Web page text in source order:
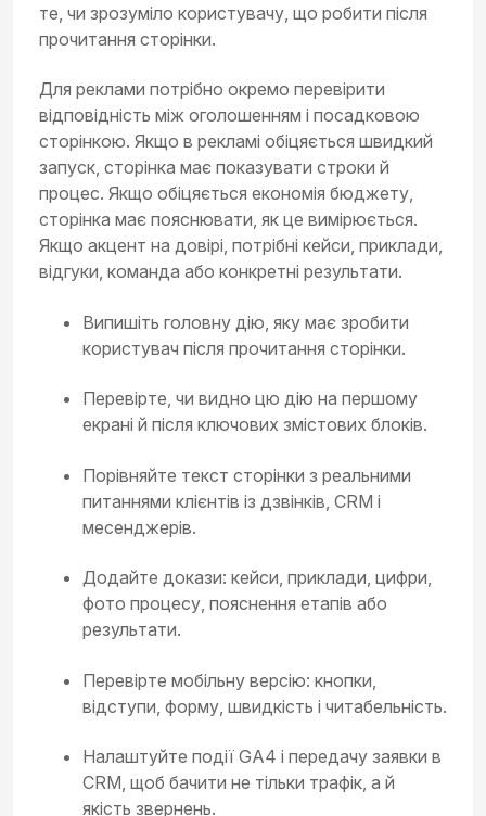
те, чи зрозуміло користувачу, що робити після
прочитання сторінки.
Для реклами потрібно окремо перевірити
відповідність між оголошенням і посадковою
сторінкою. Якщо в рекламі обіцяється швидкий
запуск, сторінка має показувати строки й
процес. Якщо обіцяється економія бюджету,
сторінка має пояснювати, як це вимірюється.
Якщо акцент на довірі, потрібні кейси, приклади,
відгуки, команда або конкретні результати.
Випишіть головну дію, яку має зробити
користувач після прочитання сторінки.
Перевірте, чи видно цю дію на першому
екрані й після ключових змістових блоків.
Порівняйте текст сторінки з реальними
питаннями клієнтів із дзвінків, CRM і
месенджерів.
Додайте докази: кейси, приклади, цифри,
фото процесу, пояснення етапів або
результати.
Перевірте мобільну версію: кнопки,
відступи, форму, швидкість і читабельність.
Налаштуйте події GA4 і передачу заявки в
CRM, щоб бачити не тільки трафік, а й
якість звернень.